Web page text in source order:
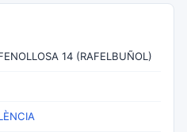
14 (RAFELBUÑOL)